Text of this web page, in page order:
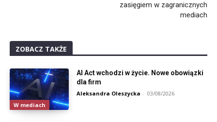
zasięgiem w zagranicznych
mediach
ZOBACZ TAKŻE
W mediach
AI Act wchodzi w życie. Nowe obowiązki
dla firm
Aleksandra Oleszycka - 03/08/2026